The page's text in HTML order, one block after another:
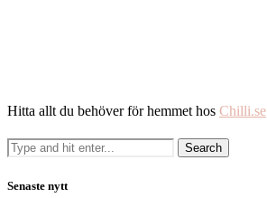
Hitta allt du behöver för hemmet hos Chilli.se
Senaste nytt